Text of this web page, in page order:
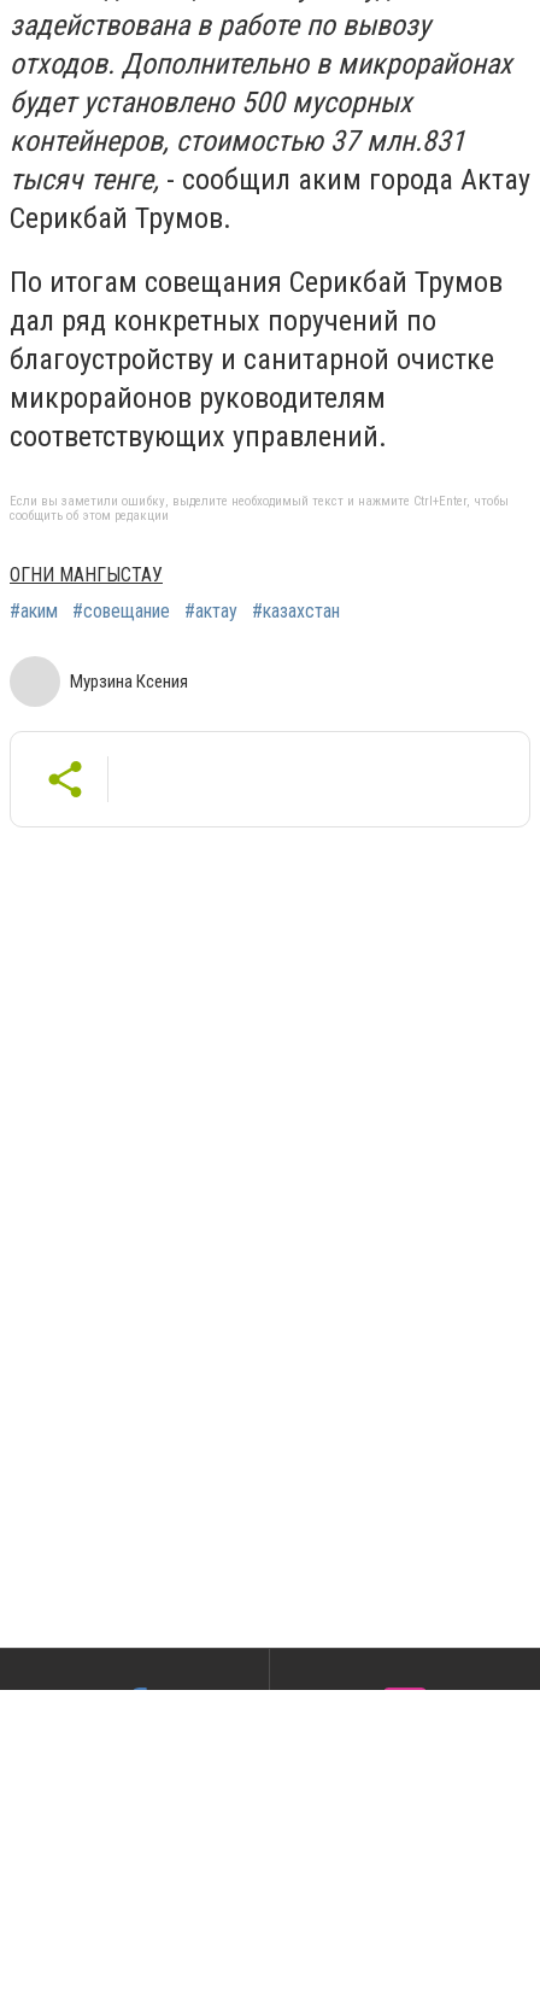
задействована в работе по вывозу
отходов. Дополнительно в микрорайонах
будет установлено 500 мусорных
контейнеров, стоимостью 37 млн.831
тысяч тенге, - сообщил аким города Актау
Серикбай Трумов.
По итогам совещания Серикбай Трумов
дал ряд конкретных поручений по
благоустройству и санитарной очистке
микрорайонов руководителям
соответствующих управлений.
Если вы заметили ошибку, выделите необходимый текст и нажмите Ctrl+Enter, чтобы
сообщить об этом редакции
ОГНИ МАНГЫСТАУ
#аким
#совещание #актау #казахстан
Мурзина Ксения